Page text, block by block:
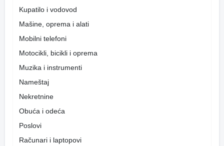
Kupatilo i vodovod
Mašine, oprema i alati
Mobilni telefoni
Motocikli, bicikli i oprema
Muzika i instrumenti
Nameštaj
Nekretnine
Obuća i odeća
Poslovi
Računari i laptopovi